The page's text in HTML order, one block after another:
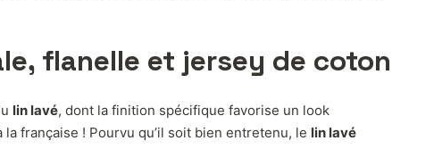
flanelle et jersey de coton
lin lavé, dont la finition spécifique favorise un look
française ! Pourvu qu’il soit bien entretenu, le lin lavé